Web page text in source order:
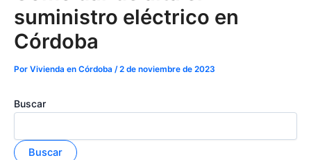
suministro eléctrico en
Córdoba
Por Vivienda en Córdoba /2 de noviembre de 2023
Buscar
Buscar